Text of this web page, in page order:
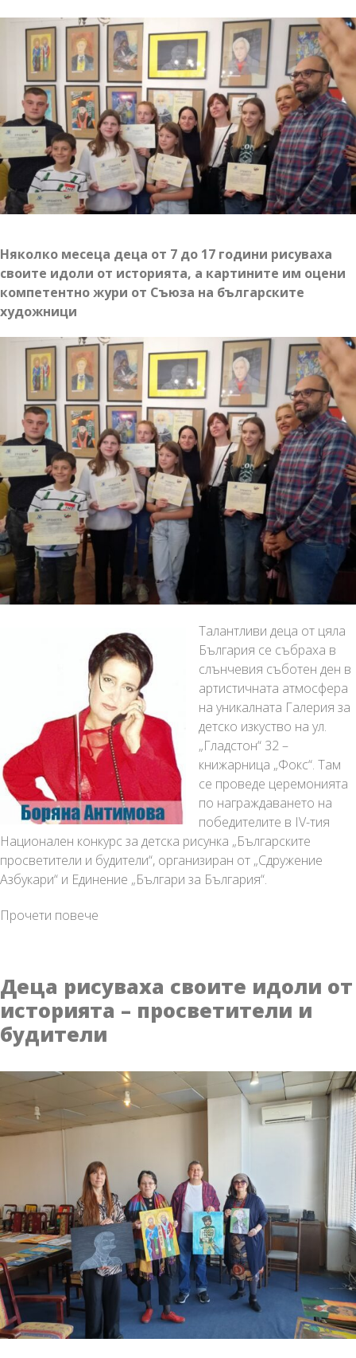
децата
115-
та
детска
градина
в
ж.к.
„Надежда“
в
София
Няколко месеца деца от 7 до 17 години рисуваха
своите идоли от историята, а картините им оцени
компетентно жури от Съюза на българските
художници
Талантливи деца от цяла
България се събраха в
слънчевия съботен ден в
артистичната атмосфера
на уникалната Галерия за
детско изкуство на ул.
„Гладстон“ 32 –
книжарница „Фокс“. Там
се проведе церемонията
по награждаването на
победителите в IV-тия
Национален конкурс за детска рисунка „Българските
просветители и будители“, организиран от „Сдружение
Азбукари“ и Единение „Българи за България“.
Прочети повече
тия
Национален
конкурс
детска
рисунка
„Българските
просветители
будители“
Деца рисуваха своите идоли от
историята – просветители и
будители